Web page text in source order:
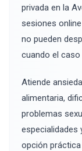
privada en la
sesiones
no pueden
cuando el caso
Atiende
alimentaria,
problemas
especialidades
opción